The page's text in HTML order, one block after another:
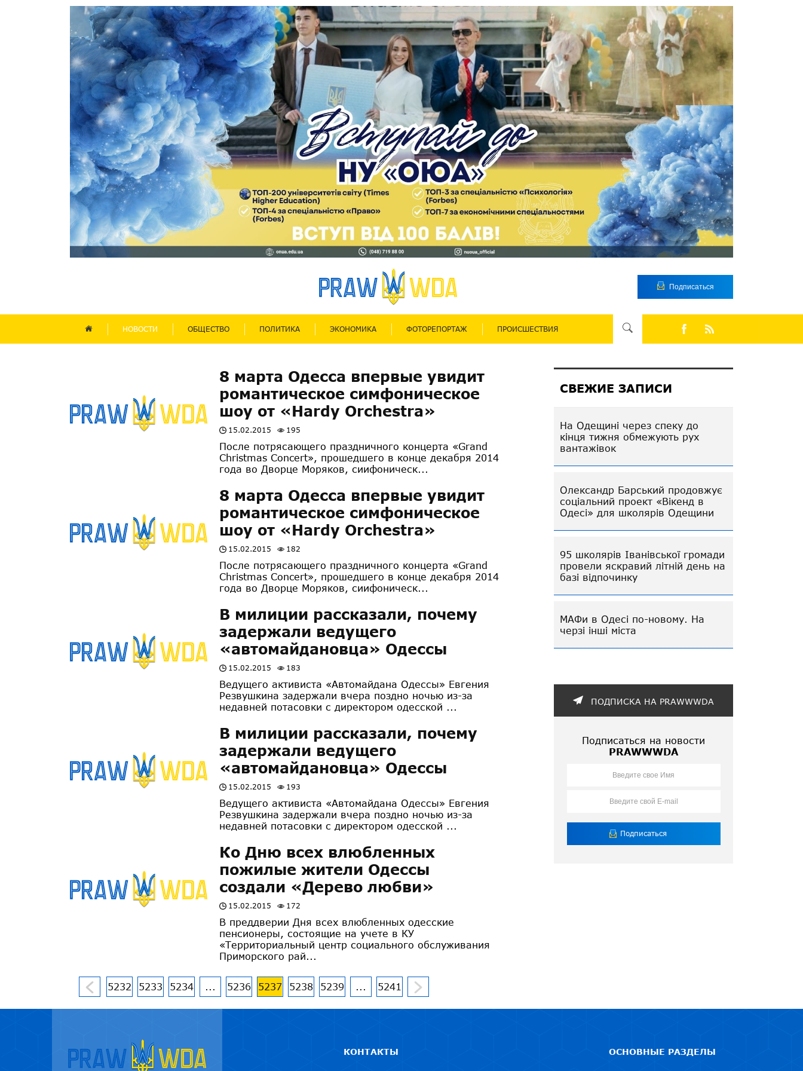
Подписаться
НОВОСТИ ОБЩЕСТВО ПОЛИТИКА ЭКОНОМИКА ФОТОРЕПОРТАЖ ПРОИСШЕСТВИЯ
8 марта Одесса впервые увидит
романтическое симфоническое
шоу от «Hardy Orchestra»
15.02.2015 195
После потрясающего праздничного концерта «Grand
Christmas Concert», прошедшего в конце декабря 2014
года во Дворце Моряков, сиифоническ...
8 марта Одесса впервые увидит
романтическое симфоническое
шоу от «Hardy Orchestra»
15.02.2015 182
После потрясающего праздничного концерта «Grand
Christmas Concert», прошедшего в конце декабря 2014
года во Дворце Моряков, сиифоническ...
В милиции рассказали, почему
задержали ведущего
«автомайдановца» Одессы
15.02.2015 183
Ведущего активиста «Автомайдана Одессы» Евгения
Резвушкина задержали вчера поздно ночью из-за
недавней потасовки с директором одесской ...
В милиции рассказали, почему
задержали ведущего
«автомайдановца» Одессы
15.02.2015 193
Ведущего активиста «Автомайдана Одессы» Евгения
Резвушкина задержали вчера поздно ночью из-за
недавней потасовки с директором одесской ...
Ко Дню всех влюбленных
пожилые жители Одессы
создали «Дерево любви»
15.02.2015 172
В преддверии Дня всех влюбленных одесские
пенсионеры, состоящие на учете в КУ
«Территориальный центр социального обслуживания
Приморского рай...
5232 5233 5234 ... 5236 5237 5238 5239 ... 5241
СВЕЖИЕ ЗАПИСИ
На Одещині через спеку до
кінця тижня обмежують рух
вантажівок
Олександр Барський продовжує
соціальний проект «Вікенд в
Одесі» для школярів Одещини
95 школярів Іванівської громади
провели яскравий літній день на
базі відпочинку
МАФи в Одесі по-новому. На
черзі інші міста
ПОДПИСКА НА PRAWWWDA
Подписаться на новости
PRAWWWDA
КОНТАКТЫ ОСНОВНЫЕ РАЗДЕЛЫ